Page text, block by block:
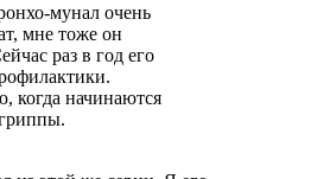
мунал очень
мне тоже он
раз в год его
когда начинаются